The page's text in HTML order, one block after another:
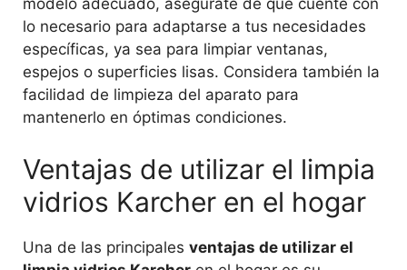
modelo adecuado, asegúrate de que cuente con
lo necesario para adaptarse a tus necesidades
específicas, ya sea para limpiar ventanas,
espejos o superficies lisas. Considera también la
facilidad de limpieza del aparato para
mantenerlo en óptimas condiciones.
Ventajas de utilizar el limpia
vidrios Karcher en el hogar
Una de las principales ventajas de utilizar el